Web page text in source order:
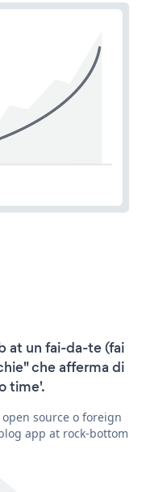
at un fai-da-te (fai
che afferma di
time'.
source o foreign
app at rock-bottom